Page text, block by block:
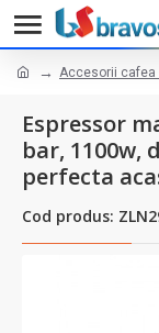
Accesorii cafea
Espressor
bar, 1100w,
perfecta
Cod produs: